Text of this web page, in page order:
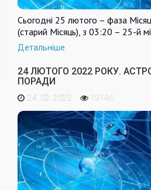
Сьогодні 25 лютого – фаза
(старий Місяць), з 03:20 – 25-й
Детальніше
24 ЛЮТОГО 2022 РОКУ.
ПОРАДИ
24. 02. 2022 19146